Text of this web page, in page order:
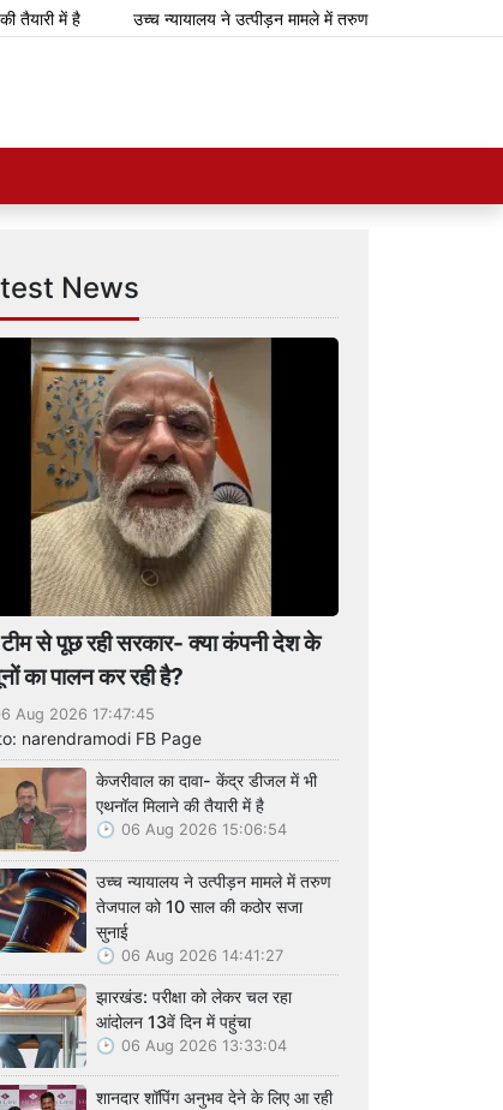
है उच्च न्यायालय ने उत्पीड़न मामले में तरुण तेजपाल को 10 साल की कठोर
News
से पूछ रही सरकार- क्या कंपनी देश के
का पालन कर रही है?
Aug 2026 17:47:45
narendramodi FB Page
केजरीवाल का दावा- केंद्र डीजल में भी
एथनॉल मिलाने की तैयारी में है
06 Aug 2026 15:06:54
उच्च न्यायालय ने उत्पीड़न मामले में तरुण
तेजपाल को 10 साल की कठोर सजा
सुनाई
06 Aug 2026 14:41:27
झारखंड: परीक्षा को लेकर चल रहा
आंदोलन 13वें दिन में पहुंचा
06 Aug 2026 13:33:04
शानदार शॉपिंग अनुभव देने के लिए आ रही